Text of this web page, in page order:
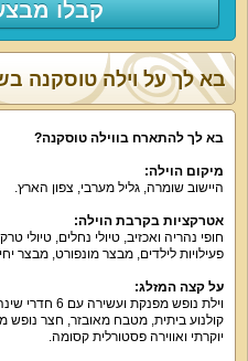
קבלו
בא לך להתארח בווילה טוסקנה?
מיקום הוילה:
היישוב שומרה, גליל מערבי, צפון הארץ.
אטרקציות בקרבת הוילה:
חופי נהריה ואכזיב, טיולי נחלים, טיולי
פעילויות לילדים, מבצר מונפורט, מבצר
על קצה המזלג:
קולנוע ביתית, מטבח מאובזר, חצר נופש
יוקרתי ואווירה פסטורלית קסומה.